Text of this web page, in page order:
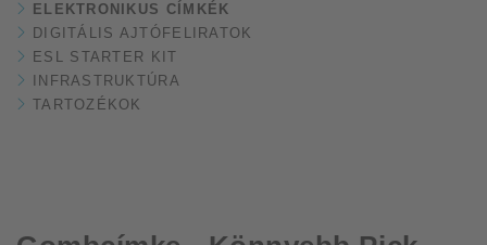
ELEKTRONIKUS CÍMKÉK
DIGITÁLIS AJTÓFELIRATOK
ESL STARTER KIT
INFRASTRUKTÚRA
TARTOZÉKOK